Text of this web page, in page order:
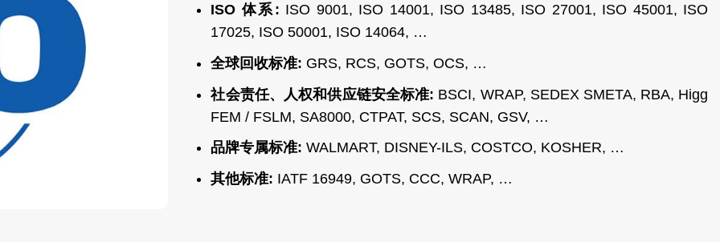
ISO 体系: ISO 9001, ISO 14001, ISO 13485, ISO 27001, ISO 45001, ISO
17025, ISO 50001, ISO 14064, …
全球回收标准: GRS, RCS, GOTS, OCS, …
社会责任、人权和供应链安全标准: BSCI, WRAP, SEDEX SMETA, RBA, Higg
FEM / FSLM, SA8000, CTPAT, SCS, SCAN, GSV, …
品牌专属标准: WALMART, DISNEY-ILS, COSTCO, KOSHER, …
其他标准: IATF 16949, GOTS, CCC, WRAP, …